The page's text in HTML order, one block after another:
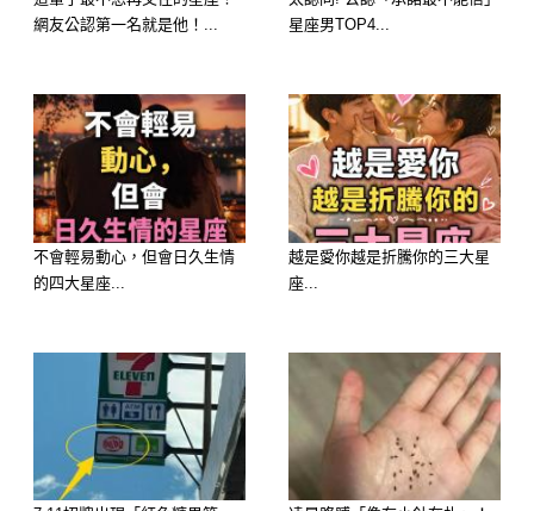
🔮 測驗結果分析：
選擇 A：麻油雞湯 ——【福報：貴人
提攜，大權在握】
性格： 妳是一個做事有幹勁、重情重
義的人，在群體中往往是核心人物。
2026 運勢： 選這碗湯代表妳會「遇火
網友公認第一名就是他！...
星座男TOP4...
不會輕易動心，但會日久生情
的四大星座...
越是愛你越是折騰你的三大星
座...